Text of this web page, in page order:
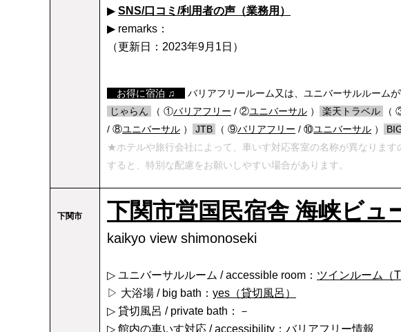
▶ SNS/口コミ/利用者の声（業務用）
▶ remarks：
（更新日：2023年9月1日）
お得に宿泊 ♫
バリアフリールーム又は、ユニバーサルルーム
じゃらん （ ①バリアフリー / ②ユニバーサル ） 楽天トラベル （
/ ⑧ユニバーサル ） JTB （ ⑨バリアフリー / ⑩ユニバーサル ）
★ホテルや旅行会社によって、車いす対応客室の名称が異なりま
すると、特別な配慮をお願いしやすい場合があります。
下関市 下関市営国民宿舎 海峡ビュ
kaikyo view shimonoseki
▷ ユニバーサルルーム / accessible room： ツインルーム
▷ 大浴場 / big bath： yes（貸切風呂）
▷ 貸切風呂 / private bath：－
▷ 館内の車いす対応 / accessibility：バリアフリー情報